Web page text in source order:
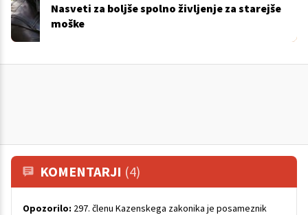
Nasveti za boljše spolno življenje za starejše
moške
KOMENTARJI (4)
Opozorilo: 297. členu Kazenskega zakonika je posameznik